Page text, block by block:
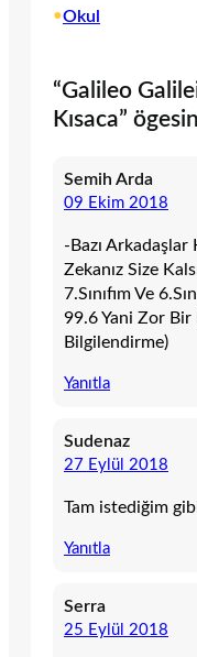
•Okul
“Galileo
Kısaca”
Semih Arda
09 Ekim 2018
-Bazı
Zekanız Size
7.Sınıfım Ve
99.6 Yani Zor
Bilgilendirme)
Yanıtla
Sudenaz
27 Eylül 2018
Tam istediğim
Yanıtla
Serra
25 Eylül 2018